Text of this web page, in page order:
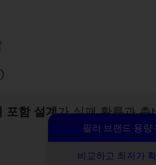
포함 설계가 실패 확률과 총
필러 브랜드·용량
비교하고 최저가